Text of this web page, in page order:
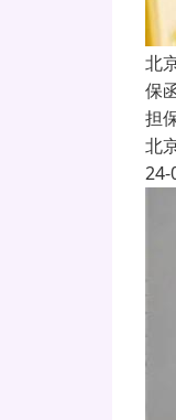
北
保
担
北
24-